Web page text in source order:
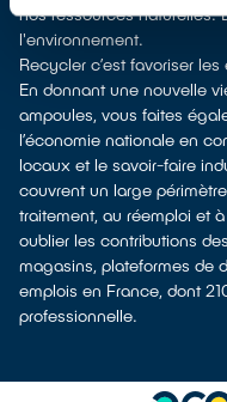
nos ressources naturelles.
l'environnement.
Recycler c’est favoriser les
En donnant une nouvelle
ampoules, vous faites
l’économie nationale en
locaux et le savoir-faire
couvrent un large
traitement, au réemploi et
oublier les contributions
magasins, plateformes de
emplois en France, dont
professionnelle.